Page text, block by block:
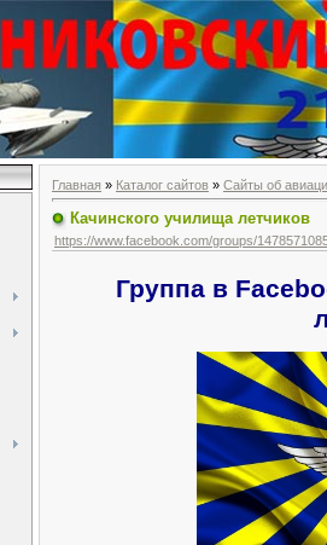
Главная » Каталог сайтов » Сайты об
Качинского училища летчиков
https://www.facebook.com/groups/
Группа в